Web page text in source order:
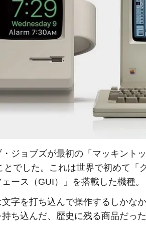
ジョブズが最初の「マッキント
とでした。これは世界で初めて「
ース（GUI）」を搭載した機種。
字を打ち込んで操作するしかな
ち込んだ、歴史に残る商品だった